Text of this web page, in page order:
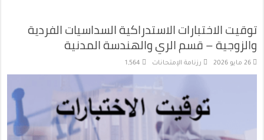
توقيت الاختبارات الاستدراكية السداسيات الفردية
والزوجية – قسم الري والهندسة المدنية
26 مايو 2026 رزنامة الإمتحانات 1,564